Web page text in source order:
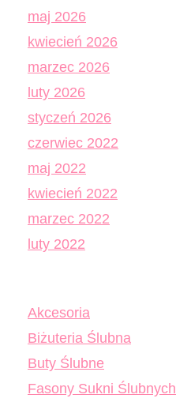
maj 2026
kwiecień 2026
marzec 2026
luty 2026
styczeń 2026
czerwiec 2022
maj 2022
kwiecień 2022
marzec 2022
luty 2022
Akcesoria
Biżuteria Ślubna
Buty Ślubne
Fasony Sukni Ślubnych